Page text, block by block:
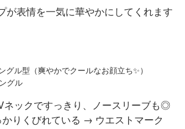
が表情を一気に華やかにしてくれます
ル型（爽やかでクールなお顔立ち✨）
グル
ックですっきり、ノースリーブも◎
りくびれている → ウエストマーク